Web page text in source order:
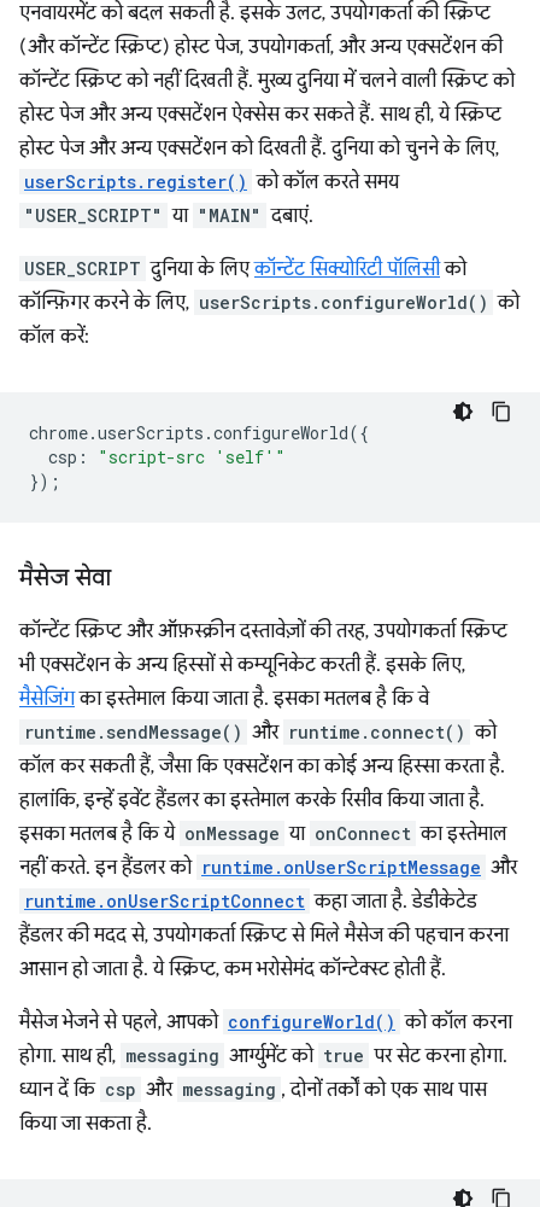
एनवायरमेंट को बदल सकती है. इसके उलट, उपयोगकर्ता की स्क्रिप्ट
(और कॉन्टेंट स्क्रिप्ट) होस्ट पेज, उपयोगकर्ता, और अन्य एक्सटेंशन की
कॉन्टेंट स्क्रिप्ट को नहीं दिखती हैं. मुख्य दुनिया में चलने वाली स्क्रिप्ट को
होस्ट पेज और अन्य एक्सटेंशन ऐक्सेस कर सकते हैं. साथ ही, ये स्क्रिप्ट
होस्ट पेज और अन्य एक्सटेंशन को दिखती हैं. दुनिया को चुनने के लिए,
userScripts.register() को कॉल करते समय
"USER_SCRIPT" या "MAIN" दबाएं.
USER_SCRIPT दुनिया के लिएकॉन्टेंट सिक्योरिटी पॉलिसीको
कॉन्फ़िगर करने के लिए, userScripts.configureWorld() को
कॉल करें:
chrome.userScripts .configureWorld({
csp :
"script-src 'self'"
});
मैसेज सेवा
कॉन्टेंट स्क्रिप्ट और ऑफ़स्क्रीन दस्तावेज़ों की तरह, उपयोगकर्ता स्क्रिप्ट
भी एक्सटेंशन के अन्य हिस्सों से कम्यूनिकेट करती हैं. इसके लिए,
मैसेजिंगका इस्तेमाल किया जाता है. इसका मतलब है कि वे
runtime.sendMessage() और runtime.connect() को
कॉल कर सकती हैं, जैसा कि एक्सटेंशन का कोई अन्य हिस्सा करता है.
हालांकि, इन्हें इवेंट हैंडलर का इस्तेमाल करके रिसीव किया जाता है.
इसका मतलब है कि ये onMessage या onConnect का इस्तेमाल
नहीं करते. इन हैंडलर को runtime.onUserScriptMessage और
runtime.onUserScriptConnect कहा जाता है. डेडीकेटेड
हैंडलर की मदद से, उपयोगकर्ता स्क्रिप्ट से मिले मैसेज की पहचान करना
आसान हो जाता है. ये स्क्रिप्ट, कम भरोसेमंद कॉन्टेक्स्ट होती हैं.
मैसेज भेजने से पहले, आपको configureWorld() को कॉल करना
होगा. साथ ही, messaging आर्ग्युमेंट को true पर सेट करना होगा.
ध्यान दें कि csp और messaging , दोनों तर्कों को एक साथ पास
किया जा सकता है.